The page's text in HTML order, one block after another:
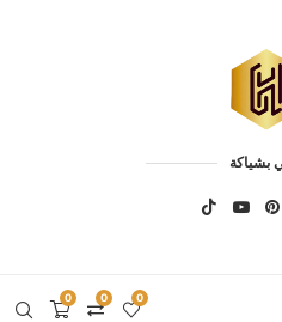
بشياكة
0 0 0